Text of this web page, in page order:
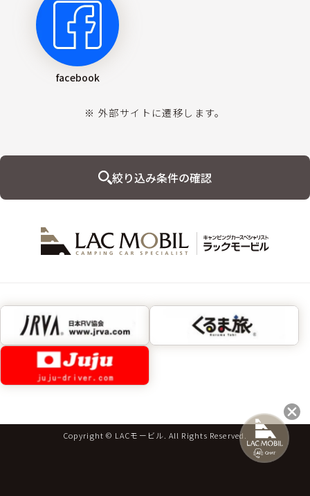
facebook
※ 外部サイトに遷移します。
絞り込み条件の確認
Copyright © LACモービル. All Rights Reserved.